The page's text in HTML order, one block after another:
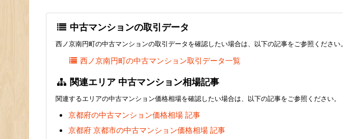
中古マンションの取引データ
西ノ京南円町の中古マンションの取引データを確認したい場合は、以下の記事をご参照ください。
西ノ京南円町の中古マンション取引データ一覧
関連エリア 中古マンション相場記事
関連するエリアの中古マンション価格相場を確認したい場合は、以下の記事をご参照ください。
京都府の中古マンション価格相場 記事
京都府 京都市の中古マンション価格相場 記事